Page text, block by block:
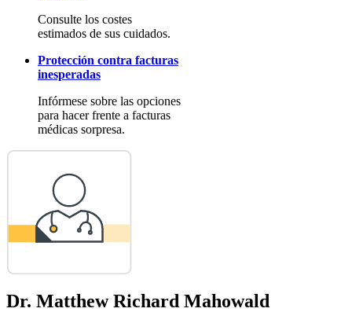
Consulte los costes
estimados de sus cuidados.
Protección contra facturas
inesperadas
Infórmese sobre las opciones
para hacer frente a facturas
médicas sorpresa.
Dr. Matthew Richard Mahowald